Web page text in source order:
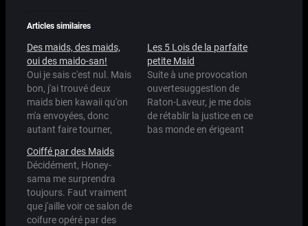
Articles similaires
Des maids, des maids,
oui des maido-san!
Oui je sais c'est nul. Mais
bon, j'ai trouvé deux
maids bien kawaii qu'on
m'a envoyées, donc
autant faire tourner,
Les 5 Lois de la parfaite
petite Maid
Suite à une provocation
ouvertesuggestion de
Raton-Laveur, je me dois
de rétablir la justice en ce
bas monde en érigeant
Coiffé par des Maids
Décidément, Honey-
sama me surprendra
toujours. Faut vraiment
que j'aille voir ce salon de
coifure opéré par des